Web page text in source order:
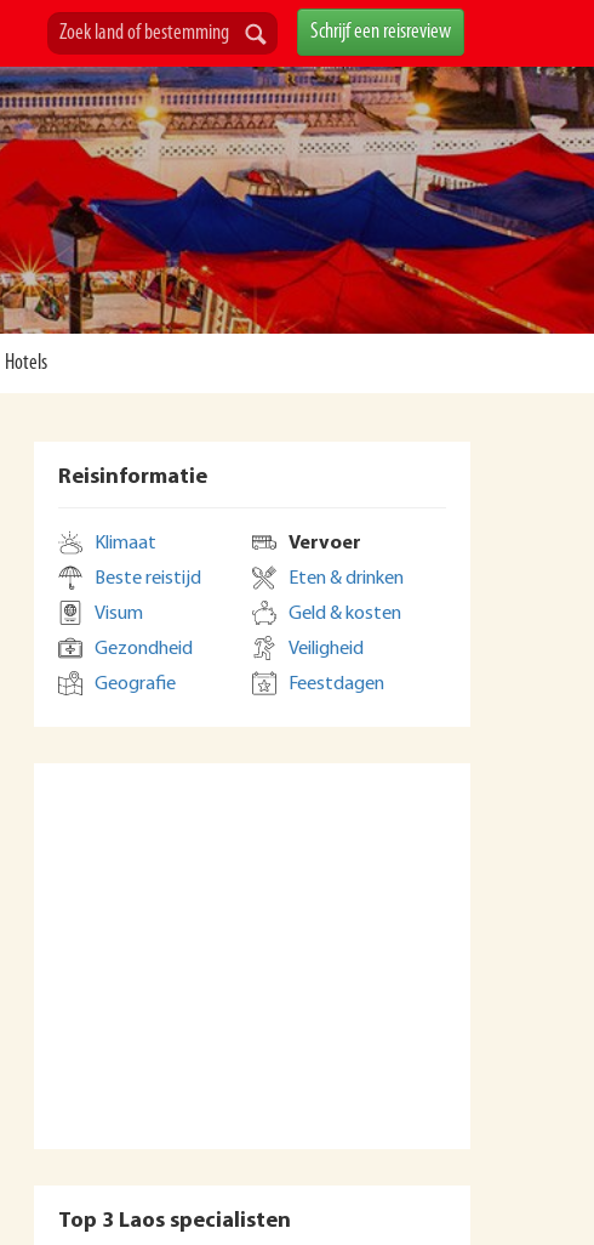
Schrijf een reisreview
Hotels
Reisinformatie
Klimaat
Beste reistijd
Visum
Gezondheid
Geografie
Vervoer
Eten & drinken
Geld & kosten
Veiligheid
Feestdagen
Top 3 Laos specialisten